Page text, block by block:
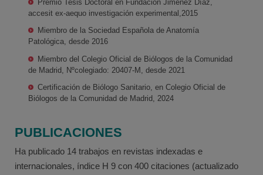
Premio Tesis Doctoral en Fundación Jiménez Díaz,
accesit ex-aequo investigación experimental,2015
Miembro de la Sociedad Española de Anatomía
Patológica, desde 2016
Miembro del Colegio Oficial de Biólogos de la Comunidad
de Madrid, Nºcolegiado: 20407-M, desde 2021
Certificación de Biólogo Sanitario, en Colegio Oficial de
Biólogos de la Comunidad de Madrid, 2024
PUBLICACIONES
Ha publicado 14 trabajos en revistas indexadas e
internacionales, índice H 9 con 400 citaciones (actualizado